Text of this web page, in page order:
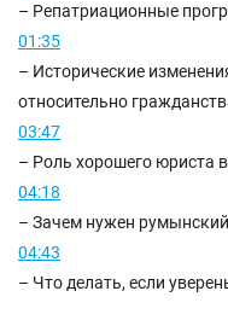
– Репатриационные
01:35
– Исторические
относительно
03:47
– Роль хорошего юриста
04:18
– Зачем нужен
04:43
– Что делать, если